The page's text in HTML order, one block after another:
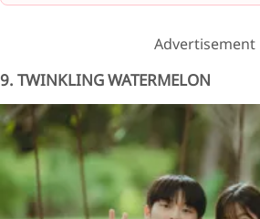
Advertisement
9. TWINKLING WATERMELON